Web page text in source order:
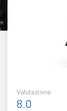
Valutazione:
8.0